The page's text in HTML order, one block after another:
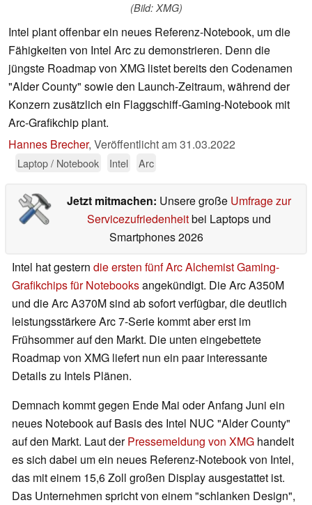
(Bild: XMG)
Intel plant offenbar ein neues Referenz-Notebook, um die
Fähigkeiten von Intel Arc zu demonstrieren. Denn die
jüngste Roadmap von XMG listet bereits den Codenamen
"Alder County" sowie den Launch-Zeitraum, während der
Konzern zusätzlich ein Flaggschiff-Gaming-Notebook mit
Arc-Grafikchip plant.
Hannes Brecher, Veröffentlicht am31.03.2022
Laptop / Notebook Intel Arc
Jetzt mitmachen: Unsere große Umfrage zur
Servicezufriedenheitbei Laptops und
Smartphones 2026
Intel hat gestern die ersten fünf Arc Alchemist Gaming-
Grafikchips für Notebooksangekündigt. Die Arc A350M
und die Arc A370M sind ab sofort verfügbar, die deutlich
leistungsstärkere Arc 7-Serie kommt aber erst im
Frühsommer auf den Markt. Die unten eingebettete
Roadmap von XMG liefert nun ein paar interessante
Details zu Intels Plänen.
Demnach kommt gegen Ende Mai oder Anfang Juni ein
neues Notebook auf Basis des Intel NUC "Alder County"
auf den Markt. Laut derPressemeldung von XMG handelt
es sich dabei um ein neues Referenz-Notebook von Intel,
das mit einem 15,6 Zoll großen Display ausgestattet ist.
Das Unternehmen spricht von einem "schlanken Design",